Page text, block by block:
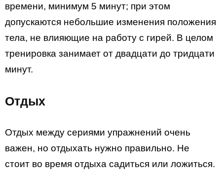
времени, минимум 5 минут; при этом
допускаются небольшие изменения положения
тела, не влияющие на работу с гирей. В целом
тренировка занимает от двадцати до тридцати
минут.
Отдых
Отдых между сериями упражнений очень
важен, но отдыхать нужно правильно. Не
стоит во время отдыха садиться или ложиться.